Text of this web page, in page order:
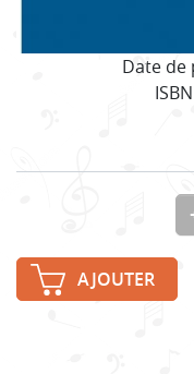
Date de
AJOUTER